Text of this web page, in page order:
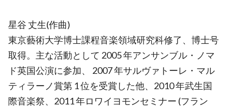
星谷 丈生(作曲)
東京藝術大学博士課程音楽領域研究科修了、博士号
取得。主な活動として 2005 年アンサンブル・ノマ
ド英国公演に参加、 2007 年サルヴァトーレ・マル
ティラーノ賞第 1 位を受賞した他、2010 年武生国
際音楽祭、2011 年ロワイヨモンセミナー (フラン